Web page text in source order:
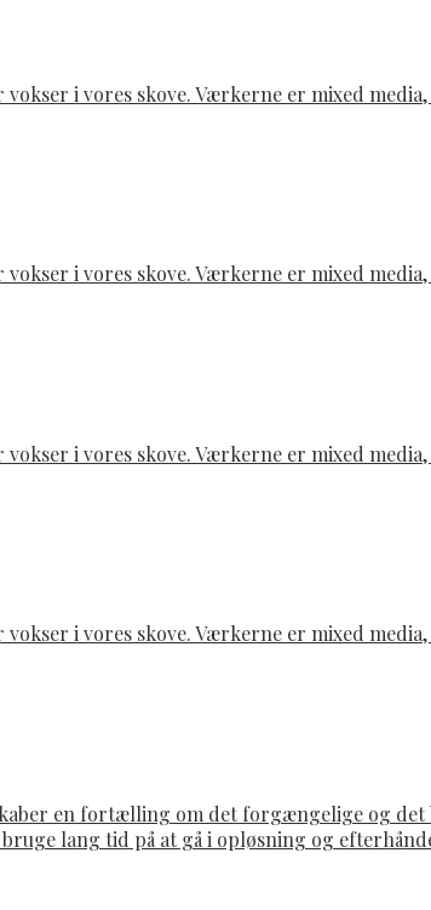
i vores skove. Værkerne er mixed
i vores skove. Værkerne er mixed
i vores skove. Værkerne er mixed
i vores skove. Værkerne er mixed
en fortælling om det forgængelige og det
lang tid på at gå i opløsning og